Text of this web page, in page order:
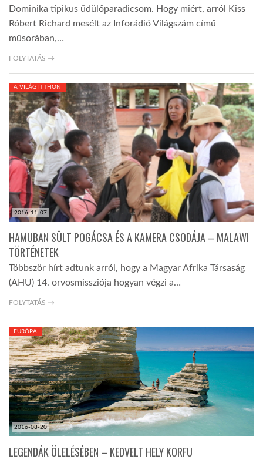
Dominika tipikus üdülőparadicsom. Hogy miért, arról Kiss
Róbert Richard mesélt az Inforádió Világszám című
műsorában,…
FOLYTATÁS →
2016-11-07
A VILÁG ITTHON
HAMUBAN SÜLT POGÁCSA ÉS A KAMERA CSODÁJA – MALAWI
TÖRTÉNETEK
Többször hírt adtunk arról, hogy a Magyar Afrika Társaság
(AHU) 14. orvosmissziója hogyan végzi a…
FOLYTATÁS →
2016-08-20
EURÓPA
LEGENDÁK ÖLELÉSÉBEN – KEDVELT HELY KORFU